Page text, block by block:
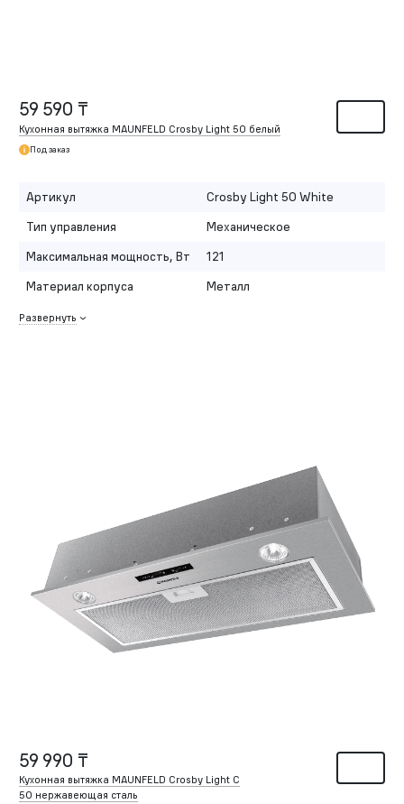
59 590 ₸
Кухонная вытяжка MAUNFELD Crosby Light 50 белый
Под заказ
Артикул
Crosby Light 50 White
Тип управления
Механическое
Максимальная мощность, Вт
121
Материал корпуса
Металл
Развернуть
59 990 ₸
Кухонная вытяжка MAUNFELD Crosby Light C
50 нержавеющая сталь